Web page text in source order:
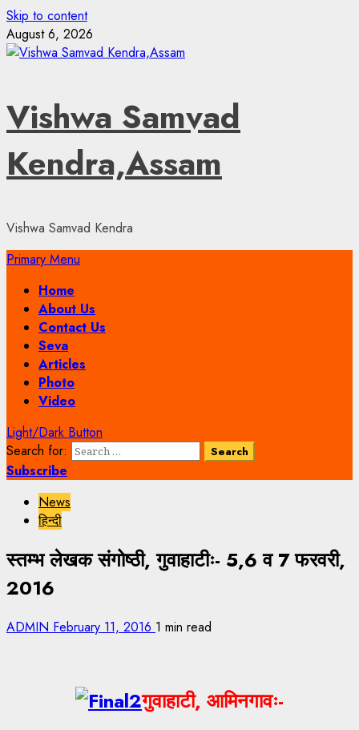
Skip to content
August 6, 2026
Vishwa Samvad
Kendra,Assam
Vishwa Samvad Kendra
Primary Menu
Home
About Us
Contact Us
Seva
Articles
Photo
Video
Light/Dark Button
Search for:
Subscribe
News
हिन्दी
स्तम्भ लेखक संगोष्ठी, गुवाहाटीः- 5,6 व 7 फरवरी,
2016
ADMIN February 11, 2016 1 min read
गुवाहाटी, आमिनगावः-